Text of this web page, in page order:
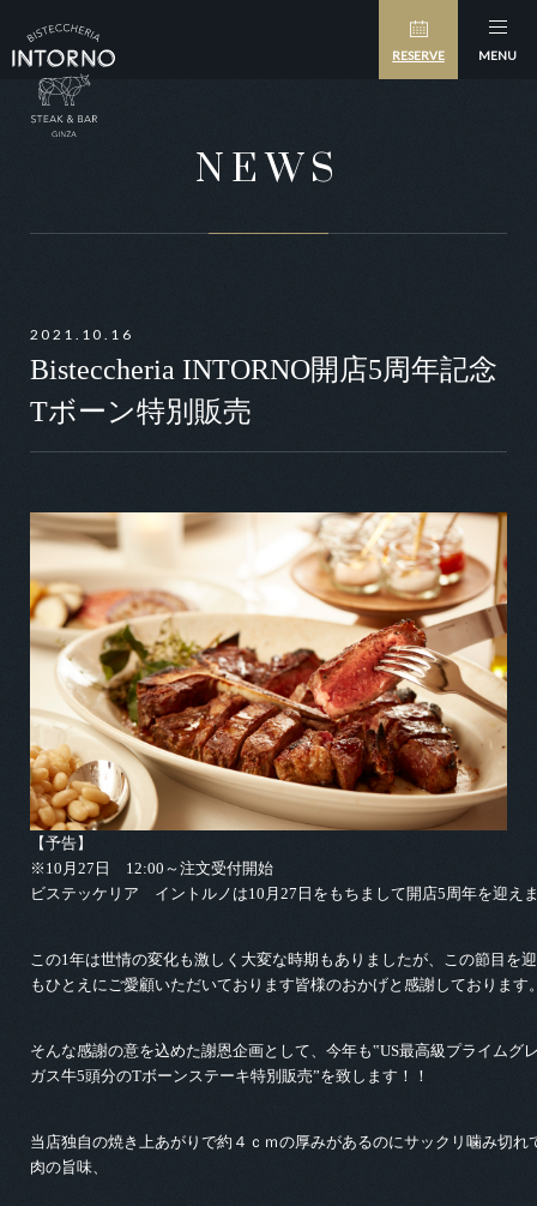
RESERVE MENU
NEWS
2021.10.16
Bisteccheria INTORNO開店5周年記念
Tボーン特別販売
【予告】
※10月27日 12:00～注文受付開始
ビステッケリア イントルノは10月27日をもちまして開店5周年を迎え
この1年は世情の変化も激しく大変な時期もありましたが、この節目を
もひとえにご愛顧いただいております皆様のおかげと感謝しております
そんな感謝の意を込めた謝恩企画として、今年も‟US最高級プライムグ
ガス牛5頭分のTボーンステーキ特別販売”を致します！！
当店独自の焼き上あがりで約４ｃｍの厚みがあるのにサックリ噛み切れ
肉の旨味、